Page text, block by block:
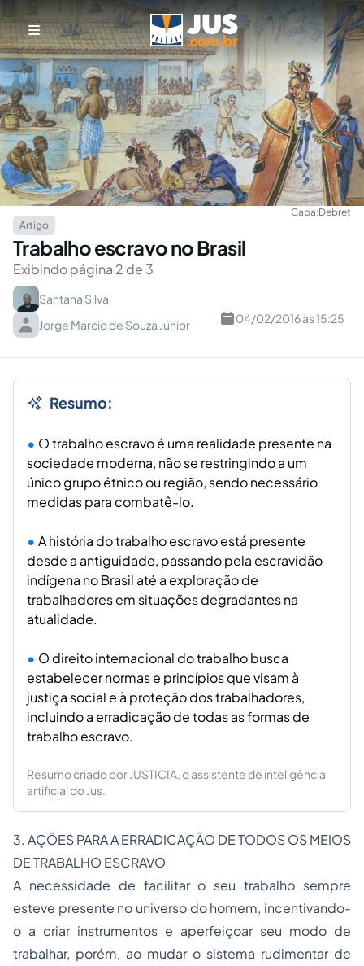
Capa:Debret
Artigo
Trabalho escravo no Brasil
Exibindo página 2 de 3
Santana Silva
Jorge Márcio de Souza Júnior
04/02/2016 às 15:25
Resumo:
O trabalho escravo é uma realidade presente na
sociedade moderna, não se restringindo a um
único grupo étnico ou região, sendo necessário
medidas para combatê-lo.
A história do trabalho escravo está presente
desde a antiguidade, passando pela escravidão
indígena no Brasil até a exploração de
trabalhadores em situações degradantes na
atualidade.
O direito internacional do trabalho busca
estabelecer normas e princípios que visam à
justiça social e à proteção dos trabalhadores,
incluindo a erradicação de todas as formas de
trabalho escravo.
Resumo criado por JUSTICIA, o assistente de inteligência
artificial do Jus.
3. AÇÕES PARA A ERRADICAÇÃO DE TODOS OS MEIOS
DE TRABALHO ESCRAVO
A necessidade de facilitar o seu trabalho sempre
esteve presente no universo do homem, incentivando-
o a criar instrumentos e aperfeiçoar seu modo de
trabalhar, porém, ao mudar o sistema rudimentar de